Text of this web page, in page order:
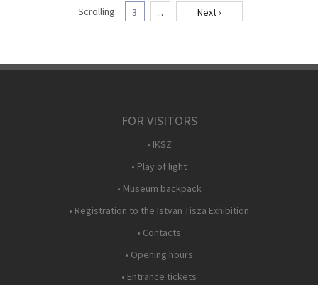
Scrolling: 3 ... Next ›
FOR VISITORS
• IKSZ
• Play of light
• Museum backpack
• Registration to the Istvan Tisza Exhibition
• Contacts
• Opening hours
• Entrance tickets